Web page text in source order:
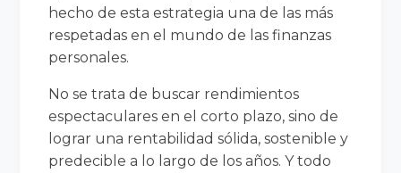
hecho de esta estrategia una de las más
respetadas en el mundo de las finanzas
personales.
No se trata de buscar rendimientos
espectaculares en el corto plazo, sino de
lograr una rentabilidad sólida, sostenible y
predecible a lo largo de los años. Y todo